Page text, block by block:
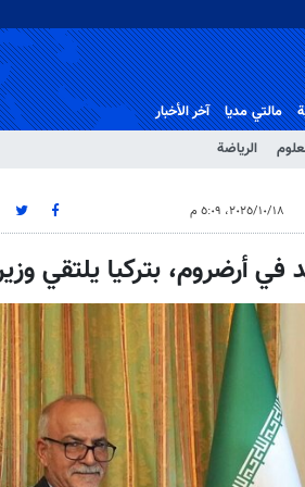
الرياضة
مالتي مدیا آخر الأخبار
١٨‏/١٠‏/٢٠٢٥، ٥:٠٩ م
في أرضروم، بتركيا يلتقي